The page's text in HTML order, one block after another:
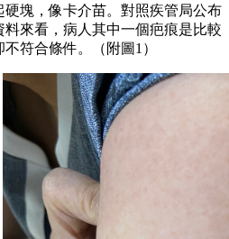
塊，像卡介苗。對照疾管局公布
來看，病人其中一個疤痕是比較
符合條件。（附圖1）